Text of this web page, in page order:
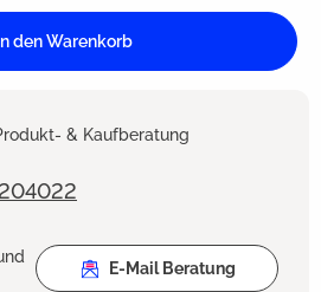
In den Warenkorb
& Kaufberatung
E-Mail Beratung